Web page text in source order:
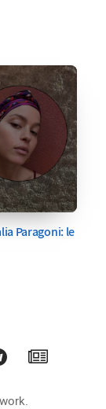
Paragoni: le